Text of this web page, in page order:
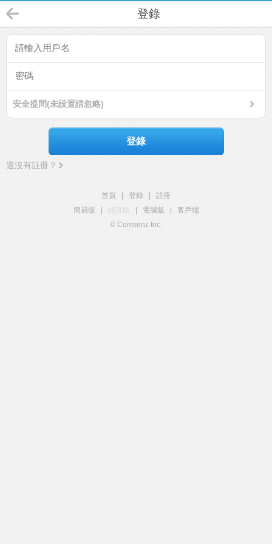
登錄
安全提問(未設置請忽略)
登錄
還沒有註冊？
首頁 登錄
註冊
簡易版
觸屏版 電腦版
客戶端
© Comsenz Inc.